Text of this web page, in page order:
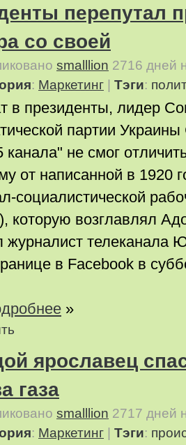
перепутал
со своей
smalllion 2716 дней
: Маркетинг Тэги:
в президенты, лидер
партии
канала" не смог
от написанной в 1920
социалистической
возглавлял
журналист телеканала
в Facebook в
»
ярославец
газа
smalllion 2717 дней
: Маркетинг Тэги: